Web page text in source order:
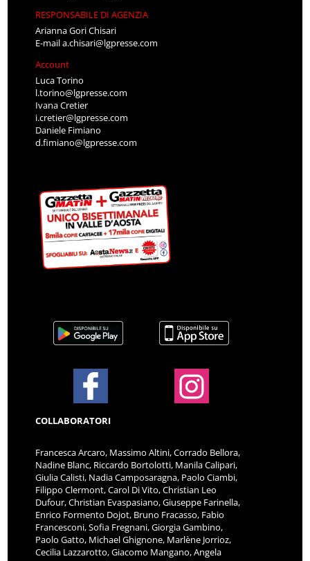
RESPONSABILE DI AGENZIA
Arianna Gori Chisari
E-maila.chisari@lgpresse.com
Account
Luca Torino
l.torino@lgpresse.com
Ivana Cretier
i.cretier@lgpresse.com
Daniele Fimiano
d.fimiano@lgpresse.com
COLLABORATORI
Francesca Arcaro, Massimo Altini, Corrado Bellora,
Nadine Blanc, Riccardo Bortolotti, Manila Calipari,
Giulia Calisti, Nadia Camposaragna, Paolo Ciambi,
Filippo Clermont, Carol Di Vito, Christian Leo
Dufour, Christian Evaspasiano, Giuseppe Farinella,
Enrico Formento Dojot, Bruno Fracasso, Fabio
Francesconi, Sofia Fregnani, Giorgia Gambino,
Paolo Gatto, Michael Ghignone, Marlène Jorrioz,
Cecilia Lazzarotto, Giacomo Mangano, Angela